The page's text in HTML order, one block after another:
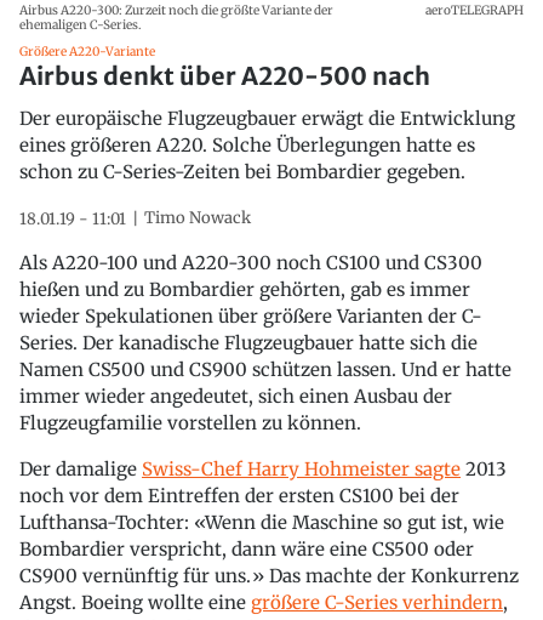
Airbus A220-300: Zurzeit noch die größte Variante der
ehemaligen C-Series.
aeroTELEGRAPH
Größere A220-Variante
Airbus denkt über A220-500 nach
Der europäische Flugzeugbauer erwägt die Entwicklung
eines größeren A220. Solche Überlegungen hatte es
schon zu C-Series-Zeiten bei Bombardier gegeben.
18.01.19 - 11:01 Timo Nowack
Als A220-100 und A220-300 noch CS100 und CS300
hießen und zu Bombardier gehörten, gab es immer
wieder Spekulationen über größere Varianten der C-
Series. Der kanadische Flugzeugbauer hatte sich die
Namen CS500 und CS900 schützen lassen. Und er hatte
immer wieder angedeutet, sich einen Ausbau der
Flugzeugfamilie vorstellen zu können.
Der damalige Swiss-Chef Harry Hohmeister sagte 2013
noch vor dem Eintreffen der ersten CS100 bei der
Lufthansa-Tochter: «Wenn die Maschine so gut ist, wie
Bombardier verspricht, dann wäre eine CS500 oder
CS900 vernünftig für uns.» Das machte der Konkurrenz
Angst. Boeing wollte eine größere C-Series verhindern,